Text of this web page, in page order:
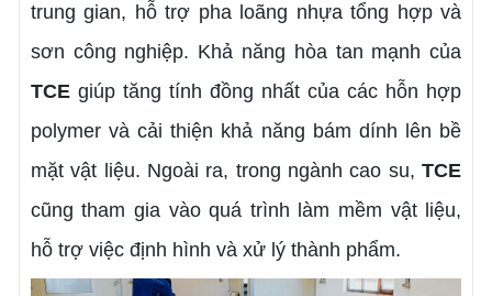
trung gian, hỗ trợ pha loãng nhựa tổng hợp và
sơn công nghiệp. Khả năng hòa tan mạnh của
TCEgiúp tăng tính đồng nhất của các hỗn hợp
polymer và cải thiện khả năng bám dính lên bề
mặt vật liệu. Ngoài ra, trong ngành cao su,TCE
cũng tham gia vào quá trình làm mềm vật liệu,
hỗ trợ việc định hình và xử lý thành phẩm.